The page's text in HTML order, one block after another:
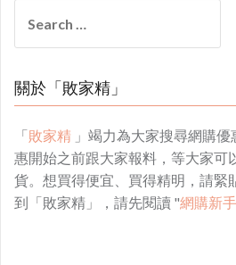
for:
關於「敗家精」
「敗家精 」竭力為大家搜尋網購
惠開始之前跟大家報料，等大家可
貨。想買得便宜、買得精明，請緊
到「敗家精」，請先閱讀 "網購新